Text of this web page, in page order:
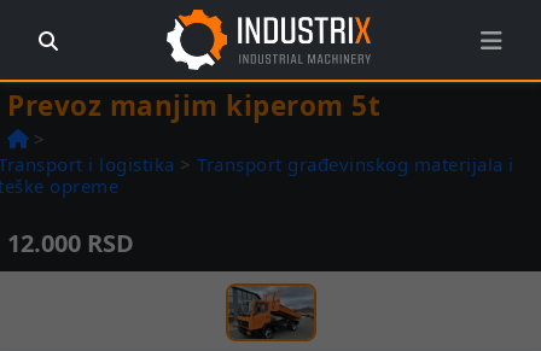
Prevoz manjim kiperom 5t
>
i logistika > Transport građevinskog materijala i
opreme
12.000 RSD